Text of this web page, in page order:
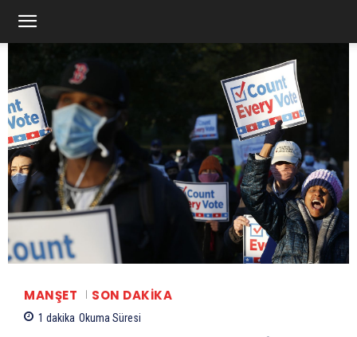
MANŞET SON DAKIKA
1 dakika Okuma Süresi